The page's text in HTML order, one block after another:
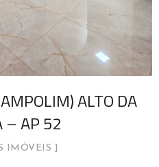
ALTO DA
– AP 52
IMÓVEIS